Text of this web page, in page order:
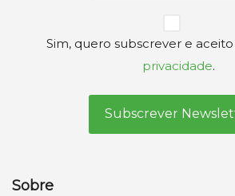
Sim, quero subscrever e aceito
privacidade.
Sobre